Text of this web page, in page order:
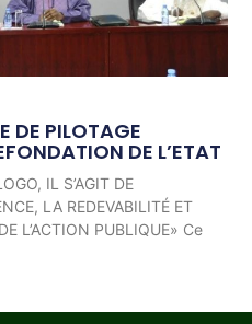
DE PILOTAGE
DE L’ETAT
IL S’AGIT DE
LA REDEVABILITÉ ET
L’ACTION PUBLIQUE» Ce